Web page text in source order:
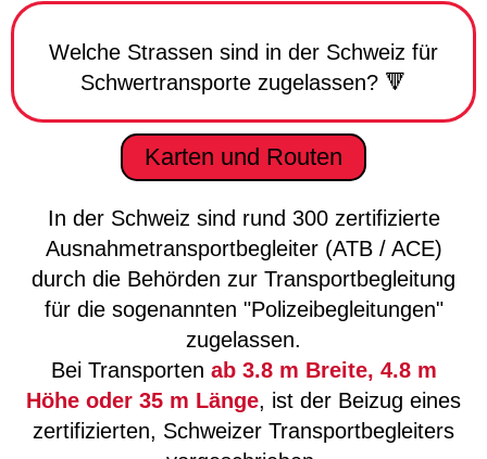
Welche Strassen sind in der Schweiz für
Schwertransporte zugelassen? 🔻
Karten und Routen
In der Schweiz sind rund 300 zertifizierte
Ausnahmetransportbegleiter (ATB / ACE)
durch die Behörden zur Transportbegleitung
für die sogenannten "Polizeibegleitungen"
zugelassen.
Bei Transporten ab 3.8 m Breite, 4.8 m
Höhe oder 35 m Länge, ist der Beizug eines
zertifizierten, Schweizer Transportbegleiters